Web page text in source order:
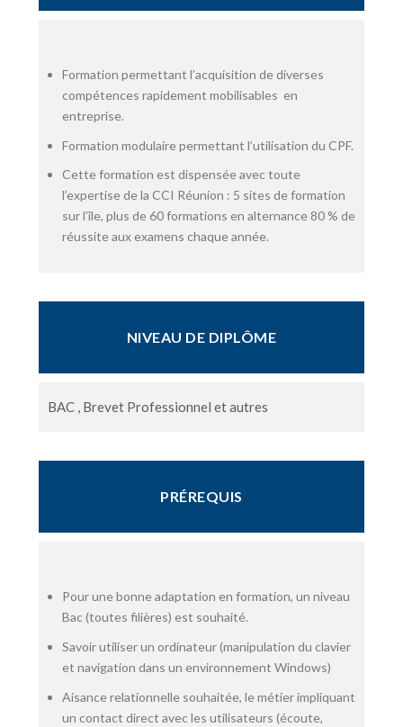
Formation permettant l’acquisition de diverses
compétences rapidement mobilisables en
entreprise.​
Formation modulaire permettant l’utilisation du CPF.​
Cette formation est dispensée avec toute
l’expertise de la CCI Réunion : 5 sites de formation
sur l’île, plus de 60 formations en alternance 80 % de
réussite aux examens chaque année.​
NIVEAU DE DIPLÔME
BAC , Brevet Professionnel et autres
PRÉREQUIS
Pour une bonne adaptation en formation, un niveau
Bac (toutes filières) est souhaité.
Savoir utiliser un ordinateur (manipulation du clavier
et navigation dans un environnement Windows)
Aisance relationnelle souhaitée, le métier impliquant
un contact direct avec les utilisateurs (écoute,